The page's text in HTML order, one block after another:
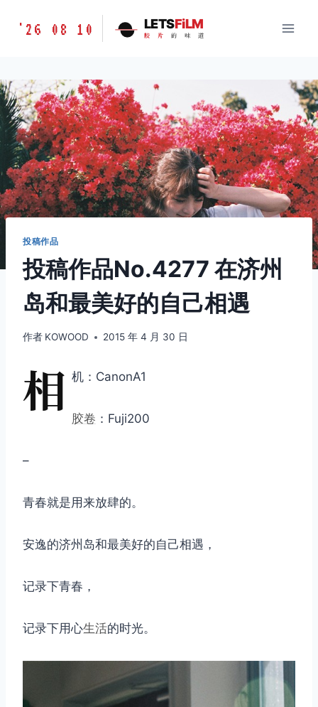
胶
味
道
LETSFILM
'26 08 10 LETSFiLM
胶 片 的 味 道
投稿作品
投稿作品No.4277 在济州
岛和最美好的自己相遇
作者 KOWOOD 2015 年 4 月 30 日
相 机：CanonA1
胶卷 ：Fuji200
–
青春就是用来放肆的。
安逸的济州岛和最美好的自己相遇，
记录下青春，
记录下用心生活的时光。